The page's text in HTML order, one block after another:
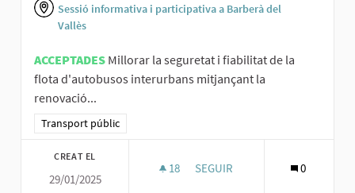
Sessió informativa i participativa a Barberà del
Vallès
ACCEPTADES Millorar la seguretat i fiabilitat de la
flota d'autobusos interurbans mitjançant la
renovació...
Resultats al filtrar per la categoria: Transport públic
Transport públic
CREAT EL
29/01/2025
18 18 SEGUIDORES
SEGUIR 0